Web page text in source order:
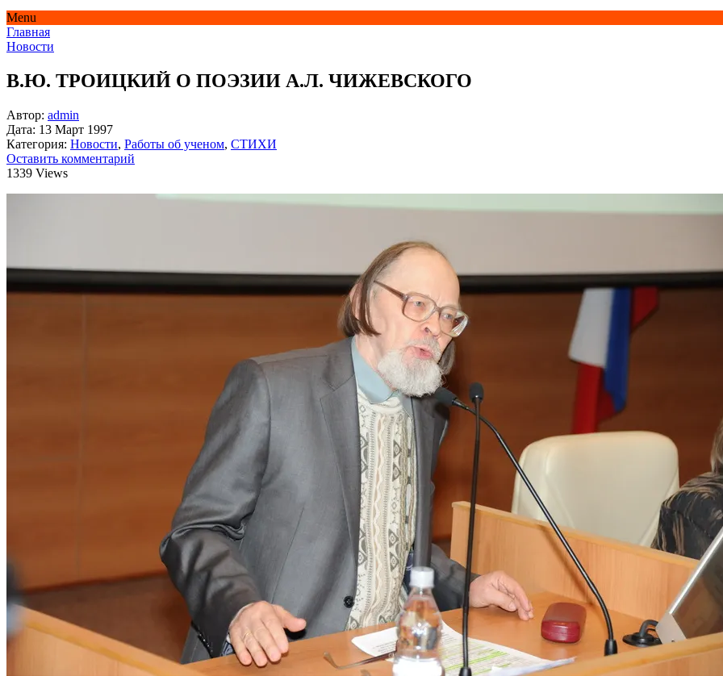
Menu
Главная
Новости
В.Ю. ТРОИЦКИЙ О ПОЭЗИИ А.Л. ЧИЖЕВСКОГО
Автор: admin
Дата: 13 Март 1997
Категория: Новости, Работы об ученом, СТИХИ
Оставить комментарий
1339 Views